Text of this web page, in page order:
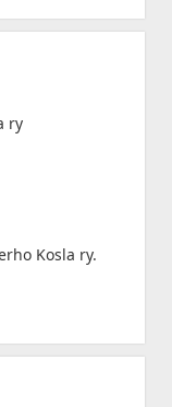
ry
Kosla ry.